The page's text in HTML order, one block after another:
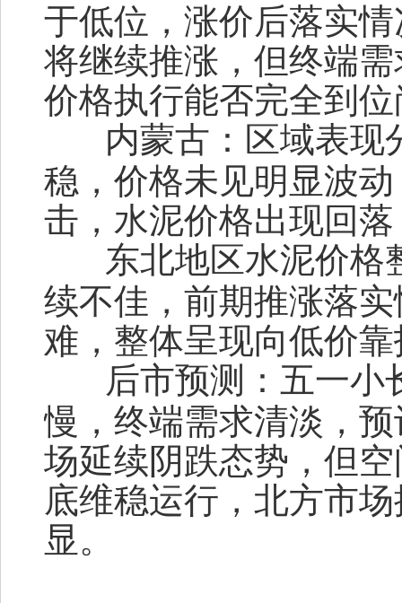
于低位，涨价后落实
将继续推涨，但终端
价格执行能否完全到
内蒙古： 区域表现
稳，价格未见明显波
击，水泥价格出现回
东北地区水泥价格
续不佳，前期推涨落
难，整体呈现向低价
后市预测： 五一小
慢，终端需求清淡，
场延续阴跌态势，但
底维稳运行，北方市
显。